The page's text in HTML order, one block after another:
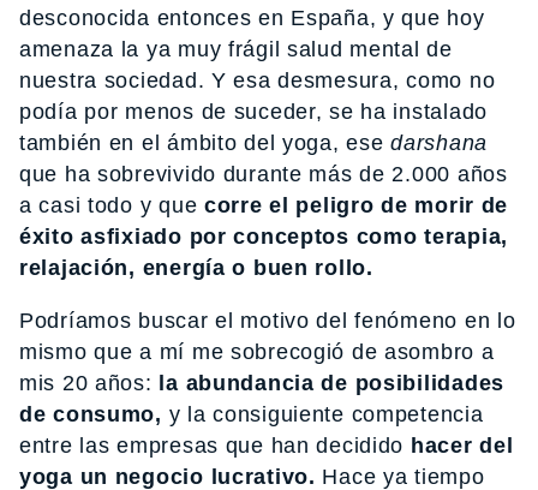
desconocida entonces en España, y que hoy
amenaza la ya muy frágil salud mental de
nuestra sociedad. Y esa desmesura, como no
podía por menos de suceder, se ha instalado
también en el ámbito del yoga, esedarshana
que ha sobrevivido durante más de 2.000 años
a casi todo y que corre el peligro de morir de
éxito asfixiado por conceptos como terapia,
relajación, energía o buen rollo.
Podríamos buscar el motivo del fenómeno en lo
mismo que a mí me sobrecogió de asombro a
mis 20 años: la abundancia de posibilidades
de consumo, y la consiguiente competencia
entre las empresas que han decidido hacer del
yoga un negocio lucrativo. Hace ya tiempo